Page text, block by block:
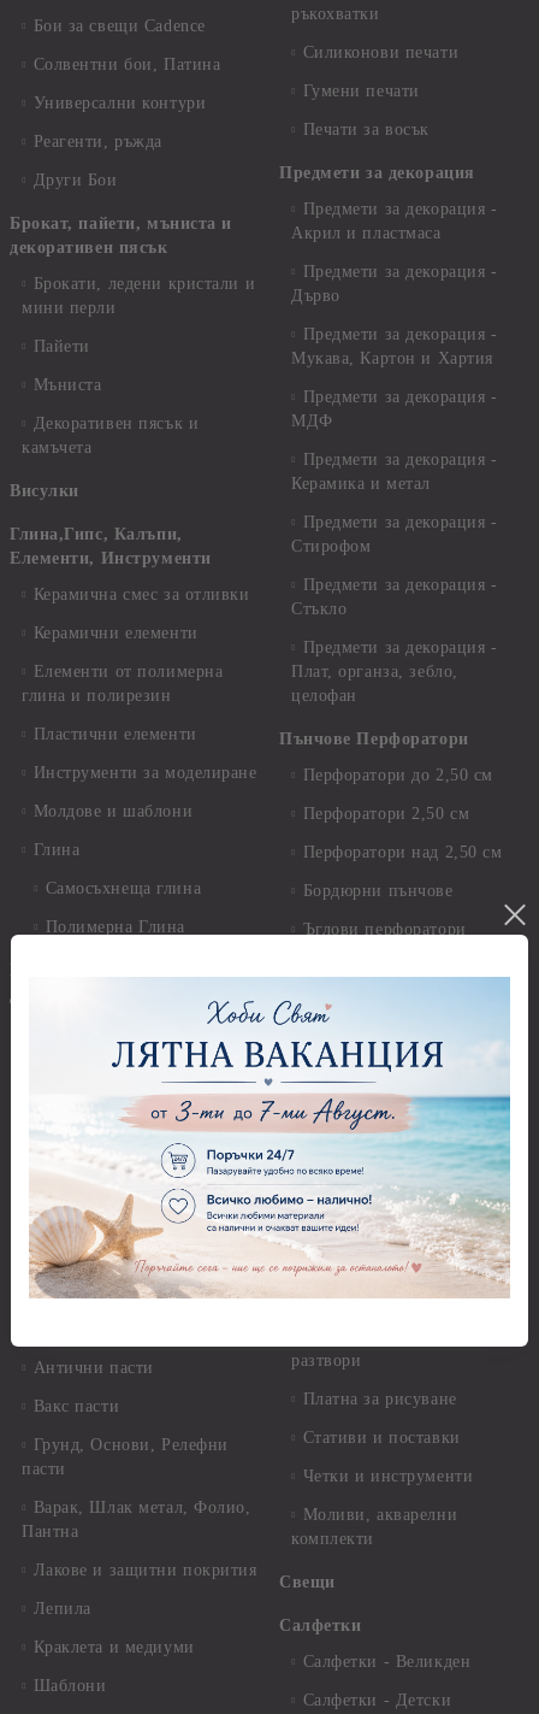
Бои за свещи Cadence
Солвентни бои, Патина
Универсални контури
Реагенти, ръжда
Други Бои
Брокат, пайети, мъниста и
декоративен пясък
Брокати, ледени кристали и
мини перли
Пайети
Мъниста
Декоративен пясък и
камъчета
Висулки
Глина,Гипс, Калъпи,
Елементи, Инструменти
Керамична смес за отливки
Керамични елементи
Елементи от полимерна
глина и полирезин
Пластични елементи
Инструменти за моделиране
Молдове и шаблони
Глина
Самосъхнеща глина
Полимерна Глина
Приложни техники и
Декупаж
Оризова декупажна
хартия А4 - Alchemy of Art -
25-30 гр.
Оризова декупажна хартия
А4 - Itd. Collection - 25-30
гр.
Фина оризова декупажна
хартия Stamperia - 21 х
29.см. - 28гр.
Антични пасти
Вакс пасти
Грунд, Основи, Релефни
пасти
Варак, Шлак метал, Фолио,
Пантна
Лакове и защитни покрития
Лепила
Краклета и медиуми
Шаблони
ръкохватки
Силиконови печати
Гумени печати
Печати за восък
Предмети за декорация
Предмети за декорация -
Акрил и пластмаса
Предмети за декорация -
Дърво
Предмети за декорация -
Мукава, Картон и Хартия
Предмети за декорация -
МДФ
Предмети за декорация -
Керамика и метал
Предмети за декорация -
Стирофом
Предмети за декорация -
Стъкло
Предмети за декорация -
Плат, органза, зебло,
целофан
Пънчове Перфоратори
Перфоратори до 2,50 см
Перфоратори 2,50 см
Перфоратори над 2,50 см
Бордюрни пънчове
Ъглови перфоратори
звезди
Перфоратори - Цветя, листа
и клонки
Перфоратори - Детски
Перфоратори - Животни
Перфоратори - Коледни и
Зимни
Рисуване
разтвори
Платна за рисуване
Стативи и поставки
Четки и инструменти
Моливи, акварелни
комплекти
Свещи
Салфетки
Салфетки - Великден
Салфетки - Детски